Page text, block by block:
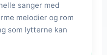
sanger med
melodier og rom
som lytterne kan